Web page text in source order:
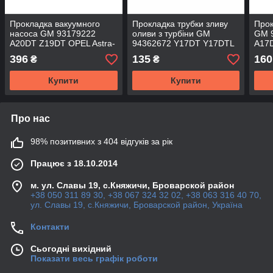
Прокладка вакуумного
насоса GM 93179222
A20DT Z19DT OPEL Astra-
H/J Zafira-B/C Insignia
Vectra-C & SAAB 9-3 9-5
396 ₴
Купити
Прокладка трубки зливу
оливи з турбіни GM
94362672 Y17DT Y17DTL
Z17DTH Z17DTL Opel
Astra-G/H Corsa-C Meriva-
A
135₴
Купити
GM
160
Про нас
98% позитивних з 404 відгуків за рік
Працює з 18.10.2014
м. ул. Славы 19, с.Княжичи, Броварской район
+38 050 311 89 30, +38 067 324 32 02, +38 063 316 40 70,
ул. Славы 19, с.Княжичи, Броварской район, Україна
Контакти
Сьогодні вихідний
Показати весь графік роботи